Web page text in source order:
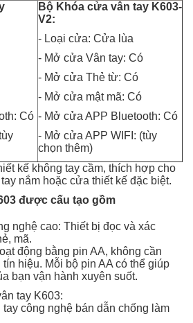
Có
Bộ Khóa cửa vân tay K603-
V2:
- Loại cửa: Cửa lùa
- Mở cửa Vân tay: Có
- Mở cửa Thẻ từ: Có
- Mở cửa mật mã: Có
- Mở cửa APP Bluetooth: Có
- Mở cửa APP WIFI: (tùy
chọn thêm)
kế không tay cầm, thích hợp cho
nắm hoặc cửa thiết kế đặc biệt.
được cấu tạo gồm
nghệ cao: Thiết bị đọc và xác
mã.
động bằng pin AA, không cần
hiệu. Mỗi bộ pin AA có thể giúp
bạn vận hành xuyên suốt.
tay K603:
công nghệ bán dẫn chống làm